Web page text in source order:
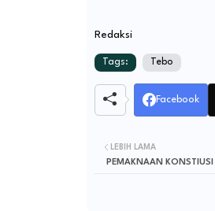
Redaksi
Tags: Tebo
Facebook
LEBIH LAMA
PEMAKNAAN KONSTIUSI